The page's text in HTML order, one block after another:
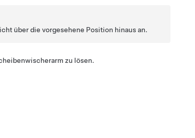
über die vorgesehene Position hinaus an.
zu lösen.